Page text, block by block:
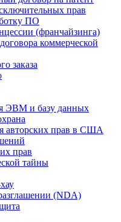
прав
ПО
(франчайзинга)
коммерческой
заказа
ЭВМ и базу данных
авторских прав в США
прав
тайны
(NDA)